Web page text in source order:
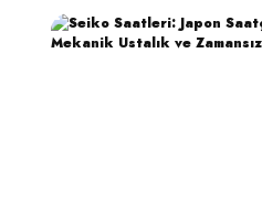
ve üst segment
anlayışıyla ayrışır.